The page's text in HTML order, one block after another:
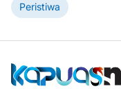
Peristiwa